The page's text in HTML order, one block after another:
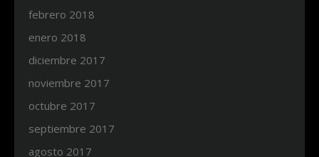
febrero 2018
enero 2018
diciembre 2017
noviembre 2017
octubre 2017
septiembre 2017
agosto 2017